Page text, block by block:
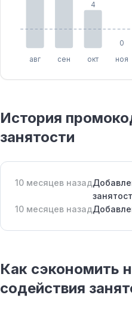
авг сен
4
окт
0
ноя
История
занятости
10 месяцев назад
10 месяцев назад
Как сэкономить
содействия